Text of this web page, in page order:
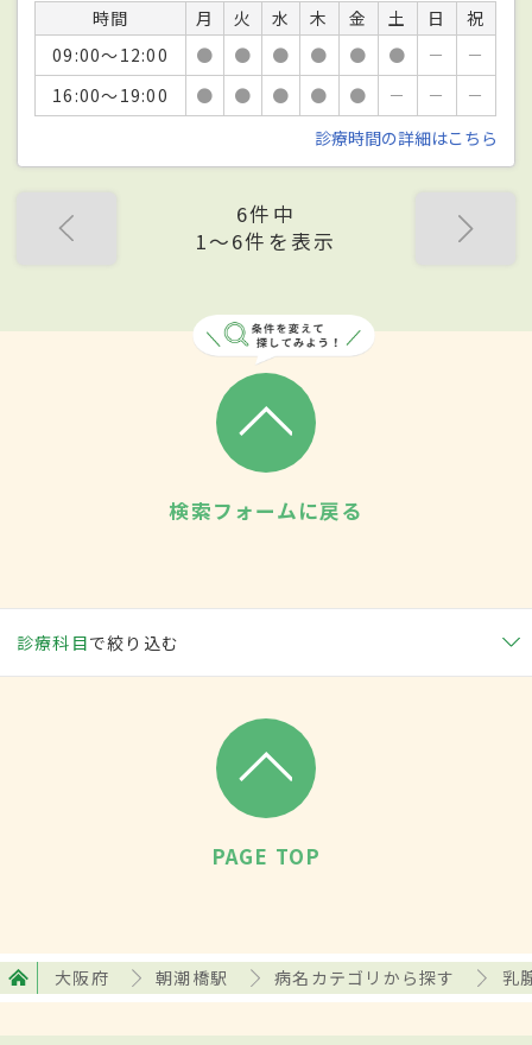
時間 月 火 水 木 金 土 日
祝
09:00～12:00
● ● ● ● ● ● －
－
16:00～19:00
● ● ● ● ● － －
－
診療時間の詳細はこちら
6件中
1〜6件を表示
検索フォームに戻る
診療科目で絞り込む
PAGE TOP
大阪府 朝潮橋駅 病名カテゴリから探す 乳